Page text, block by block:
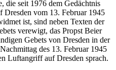
die seit 1976 dem Gedächtnis
Dresden vom 13. Februar 1945
ist, sind neben Texten der
verewigt, das Propst Beier
Gebets von Dresden in der
des 13. Februar 1945
Luftangriff auf Dresden sprach.